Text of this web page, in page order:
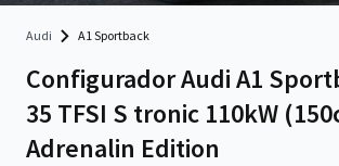
Audi A1 Sportback
Configurador Audi A1
35 TFSI S tronic 110kW
Adrenalin Edition